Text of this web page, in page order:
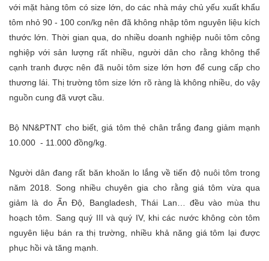
với mặt hàng tôm có size lớn, do các nhà máy chủ yếu xuất khẩu
tôm nhỏ 90 - 100 con/kg nên đã không nhập tôm nguyên liệu kích
thước lớn. Thời gian qua, do nhiều doanh nghiệp nuôi tôm công
nghiệp với sản lượng rất nhiều, người dân cho rằng không thể
cạnh tranh được nên đã nuôi tôm size lớn hơn để cung cấp cho
thương lái. Thị trường tôm size lớn rõ ràng là không nhiều, do vậy
nguồn cung đã vượt cầu.
Bộ NN&PTNT cho biết, giá tôm thẻ chân trắng đang giảm mạnh
10.000 - 11.000 đồng/kg.
Người dân đang rất băn khoăn lo lắng về tiến độ nuôi tôm trong
năm 2018. Song nhiều chuyên gia cho rằng giá tôm vừa qua
giảm là do Ấn Độ, Bangladesh, Thái Lan… đều vào mùa thu
hoạch tôm. Sang quý III và quý IV, khi các nước không còn tôm
nguyên liệu bán ra thị trường, nhiều khả năng giá tôm lại được
phục hồi và tăng mạnh.